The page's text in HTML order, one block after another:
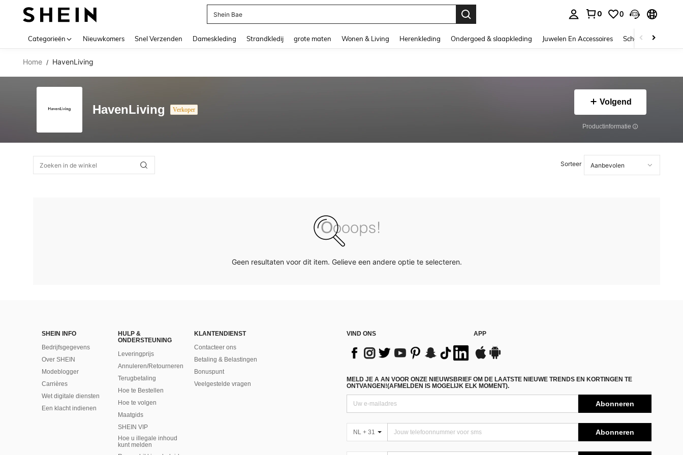
Shein Bae
0 0
Categorieën Nieuwkomers Snel Verzenden Dameskleding Strandkledij grote maten Wonen & Living Herenkleding Ondergoed & slaapkleding Juwelen En Accessoires Schoonheid &
Home / HavenLiving
HavenLiving Verkoper
Volgend
Productinformatie
Sorteer
Geen resultaten voor dit item. Gelieve een andere optie te selecteren.
SHEIN INFO
Bedrijfsgegevens
Over SHEIN
Modeblogger
Carrières
Wet digitale diensten
Een klacht indienen
HULP &
ONDERSTEUNING
Leveringprijs
Annuleren/Retourneren
Terugbetaling
Hoe te Bestellen
Hoe te volgen
Maatgids
SHEIN VIP
Hoe u illegale inhoud
kunt melden
KLANTENDIENST
Contacteer ons
Betaling & Belastingen
Bonuspunt
Veelgestelde vragen
VIND ONS APP
MELD JE A AN VOOR ONZE NIEUWSBRIEF OM DE LAATSTE NIEUWE TRENDS EN KORTINGEN TE
ONTVANGEN!(AFMELDEN IS MOGELIJK ELK MOMENT).
Abonneren
NL + 31 Abonneren